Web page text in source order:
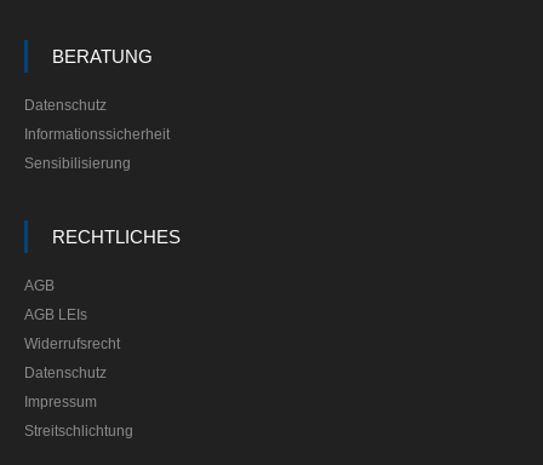
BERATUNG
Datenschutz
Informationssicherheit
Sensibilisierung
RECHTLICHES
AGB
AGB LEIs
Widerrufsrecht
Datenschutz
Impressum
Streitschlichtung